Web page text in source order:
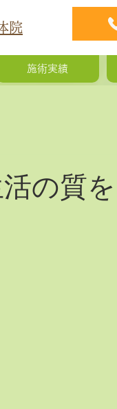
院
施術実績
の質を